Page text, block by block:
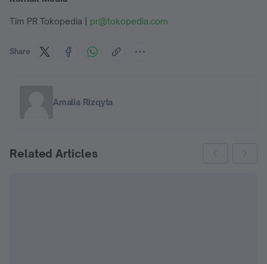
Tim PR Tokopedia | pr@tokopedia.com
Share
Amalia Rizqyta
Related Articles